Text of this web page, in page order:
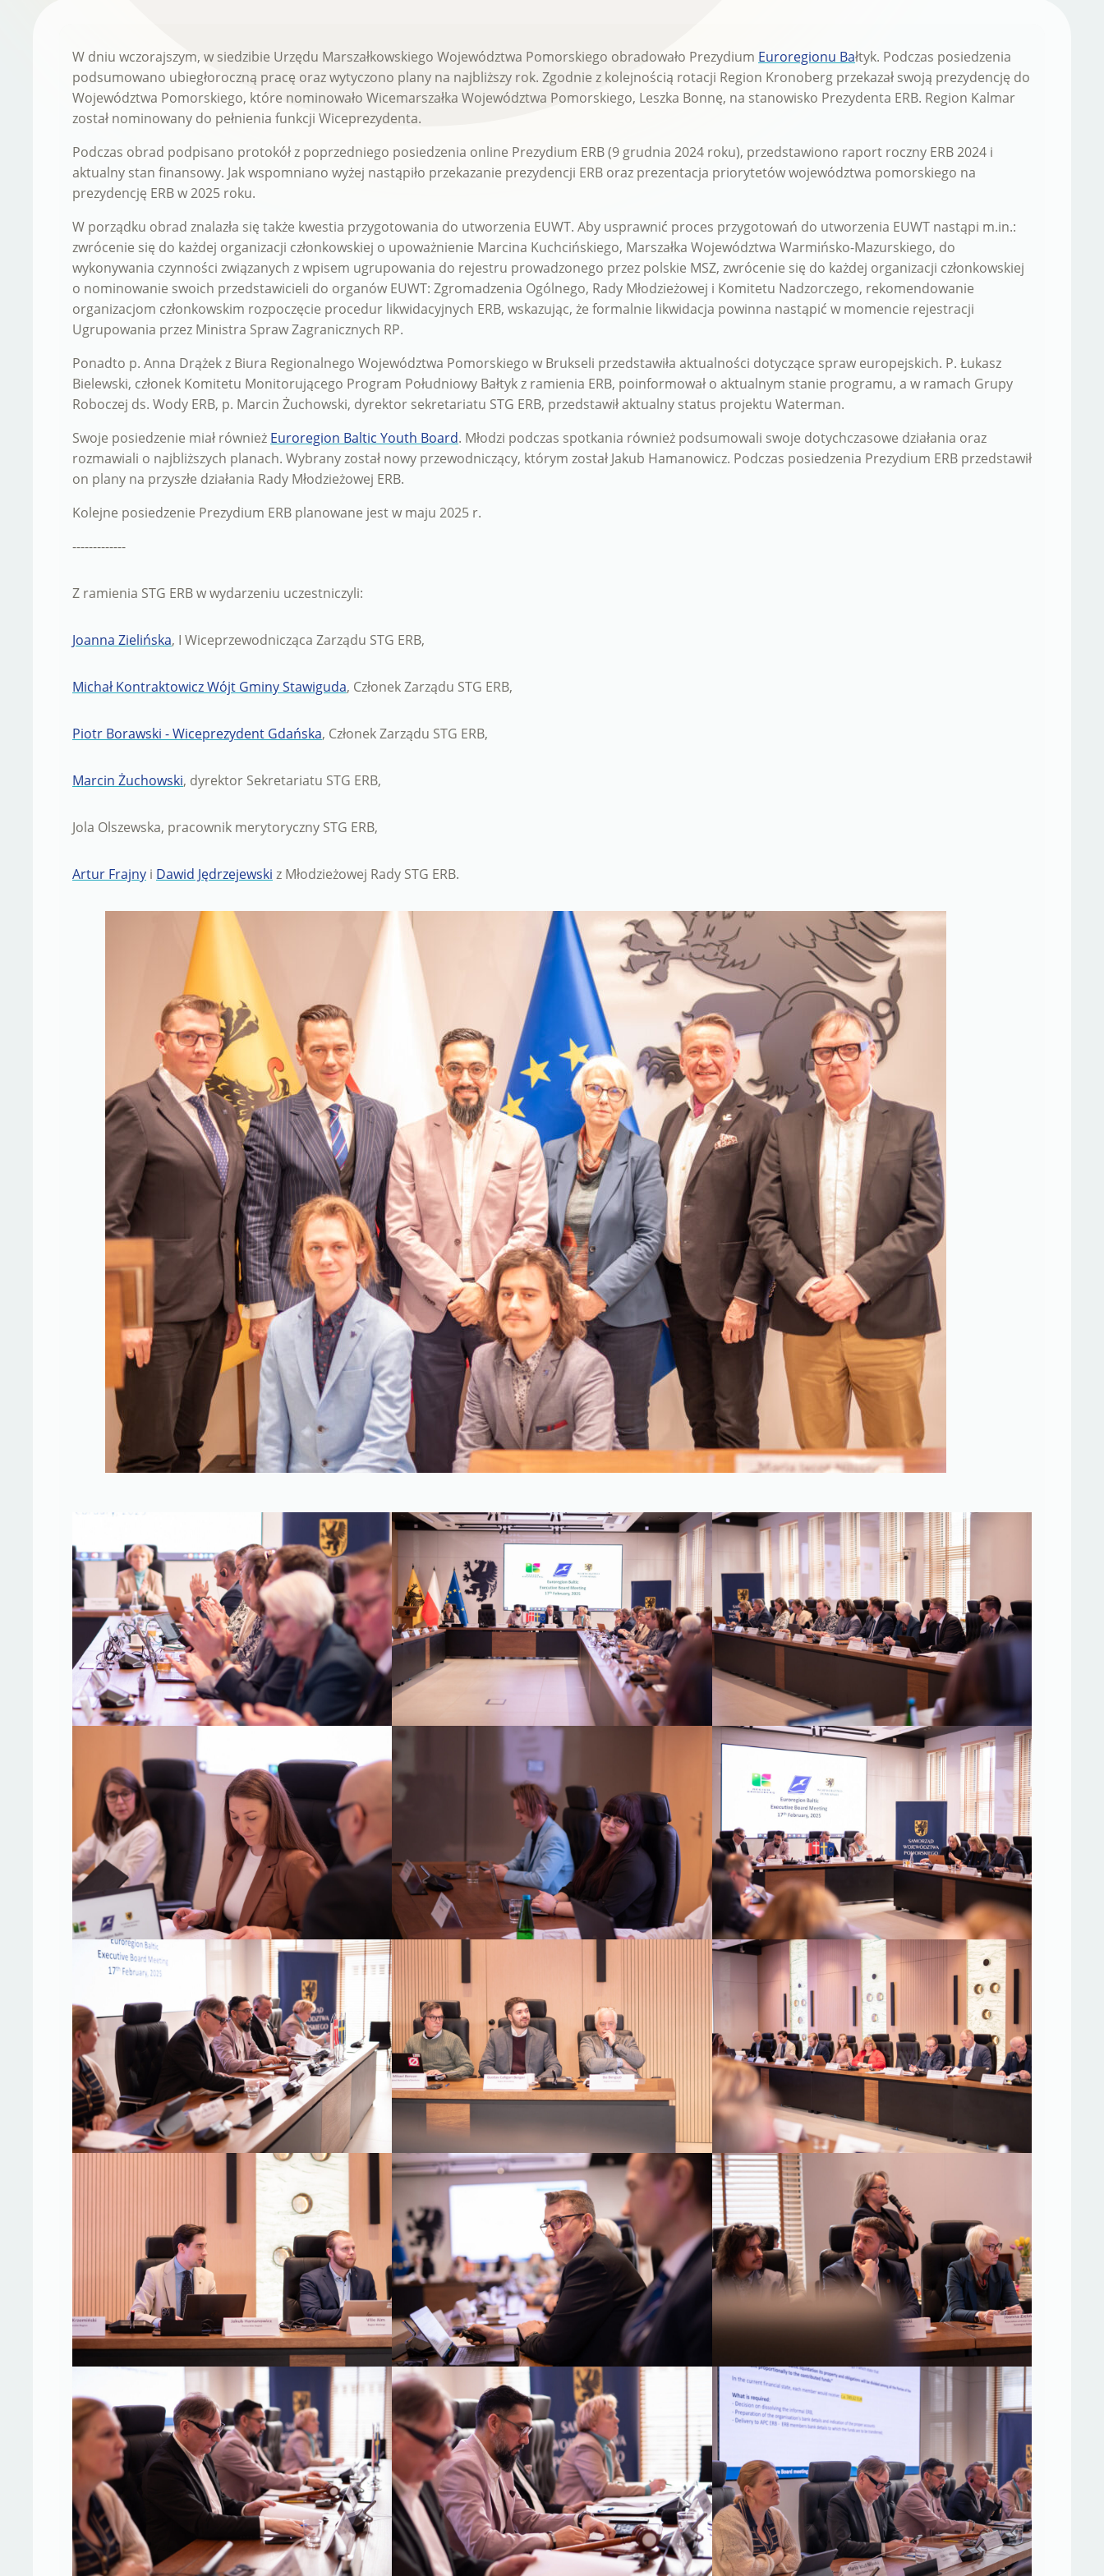
W dniu wczorajszym, w siedzibie Urzędu Marszałkowskiego Województwa Pomorskiego obradowało Prezydium Euroregionu Bałtyk. Podczas posiedzenia
podsumowano ubiegłoroczną pracę oraz wytyczono plany na najbliższy rok. Zgodnie z kolejnością rotacji Region Kronoberg przekazał swoją prezydencję do
Województwa Pomorskiego, które nominowało Wicemarszałka Województwa Pomorskiego, Leszka Bonnę, na stanowisko Prezydenta ERB. Region Kalmar
został nominowany do pełnienia funkcji Wiceprezydenta.
Podczas obrad podpisano protokół z poprzedniego posiedzenia online Prezydium ERB (9 grudnia 2024 roku), przedstawiono raport roczny ERB 2024 i
aktualny stan finansowy. Jak wspomniano wyżej nastąpiło przekazanie prezydencji ERB oraz prezentacja priorytetów województwa pomorskiego na
prezydencję ERB w 2025 roku.
W porządku obrad znalazła się także kwestia przygotowania do utworzenia EUWT. Aby usprawnić proces przygotowań do utworzenia EUWT nastąpi m.in.:
zwrócenie się do każdej organizacji członkowskiej o upoważnienie Marcina Kuchcińskiego, Marszałka Województwa Warmińsko-Mazurskiego, do
wykonywania czynności związanych z wpisem ugrupowania do rejestru prowadzonego przez polskie MSZ, zwrócenie się do każdej organizacji członkowskiej
o nominowanie swoich przedstawicieli do organów EUWT: Zgromadzenia Ogólnego, Rady Młodzieżowej i Komitetu Nadzorczego, rekomendowanie
organizacjom członkowskim rozpoczęcie procedur likwidacyjnych ERB, wskazując, że formalnie likwidacja powinna nastąpić w momencie rejestracji
Ugrupowania przez Ministra Spraw Zagranicznych RP.
Ponadto p. Anna Drążek z Biura Regionalnego Województwa Pomorskiego w Brukseli przedstawiła aktualności dotyczące spraw europejskich. P. Łukasz
Bielewski, członek Komitetu Monitorującego Program Południowy Bałtyk z ramienia ERB, poinformował o aktualnym stanie programu, a w ramach Grupy
Roboczej ds. Wody ERB, p. Marcin Żuchowski, dyrektor sekretariatu STG ERB, przedstawił aktualny status projektu Waterman.
Swoje posiedzenie miał również Euroregion Baltic Youth Board. Młodzi podczas spotkania również podsumowali swoje dotychczasowe działania oraz
rozmawiali o najbliższych planach. Wybrany został nowy przewodniczący, którym został Jakub Hamanowicz. Podczas posiedzenia Prezydium ERB przedstawił
on plany na przyszłe działania Rady Młodzieżowej ERB.
Kolejne posiedzenie Prezydium ERB planowane jest w maju 2025 r.
-------------
Z ramienia STG ERB w wydarzeniu uczestniczyli:
Joanna Zielińska, I Wiceprzewodnicząca Zarządu STG ERB,
Michał Kontraktowicz Wójt Gminy Stawiguda, Członek Zarządu STG ERB,
Piotr Borawski - Wiceprezydent Gdańska, Członek Zarządu STG ERB,
Marcin Żuchowski, dyrektor Sekretariatu STG ERB,
Jola Olszewska, pracownik merytoryczny STG ERB,
Artur Frajny i Dawid Jędrzejewski z Młodzieżowej Rady STG ERB.